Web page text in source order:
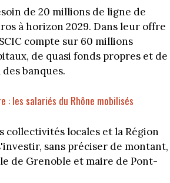
de 20 millions de ligne de
à horizon 2029. Dans leur offre
compte sur 60 millions
de quasi fonds propres et de
banques.
: les salariés du Rhône mobilisés
collectivités locales et la Région
sans préciser de montant,
de Grenoble et maire de Pont-